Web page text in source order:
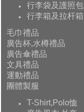
行李袋及護照包
行李箱及拉杆箱
毛巾禮品
廣告杯,水樽禮品
廣告傘禮品
文具禮品
運動禮品
團體製服
T-Shirt,Polo恤